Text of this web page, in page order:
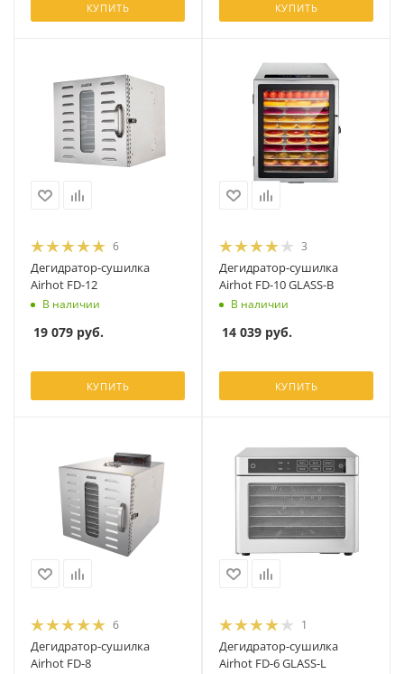
КУПИТЬ КУПИТЬ
6
Дегидратор-сушилка
Airhot FD-12
В наличии
19 079 руб.
КУПИТЬ
3
Дегидратор-сушилка
Airhot FD-10 GLASS-B
В наличии
14 039 руб.
КУПИТЬ
6
Дегидратор-сушилка
Airhot FD-8
1
Дегидратор-сушилка
Airhot FD-6 GLASS-L